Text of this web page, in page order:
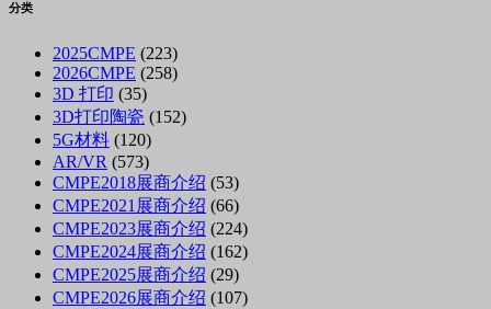
分类
2025CMPE (223)
2026CMPE (258)
3D 打印 (35)
3D打印陶瓷 (152)
5G材料 (120)
AR/VR (573)
CMPE2018展商介绍 (53)
CMPE2021展商介绍 (66)
CMPE2023展商介绍 (224)
CMPE2024展商介绍 (162)
CMPE2025展商介绍 (29)
CMPE2026展商介绍 (107)